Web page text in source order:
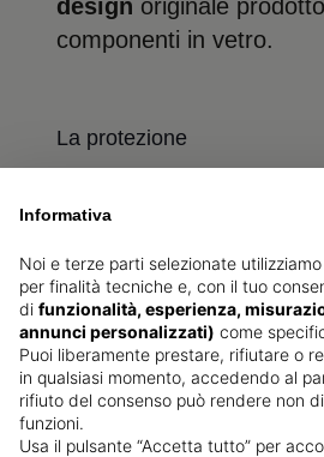
design originale
componenti in vetro.
La protezione
calpestabili su pavimenti
totale. Alla magnifica
accompagna
L’impiego di vetri
rende le superfici
sostenere grandi pesi
agli urtidando alle parti
Informativa
Noi e terze parti selezionate
per finalità tecniche e, con il tuo
di funzionalità, esperienza,
annunci personalizzati) come
Puoi liberamente prestare, rifiutare o
in qualsiasi momento, accedendo al
rifiuto del consenso può rendere non
funzioni.
Usa il pulsante “Accetta tutto” per